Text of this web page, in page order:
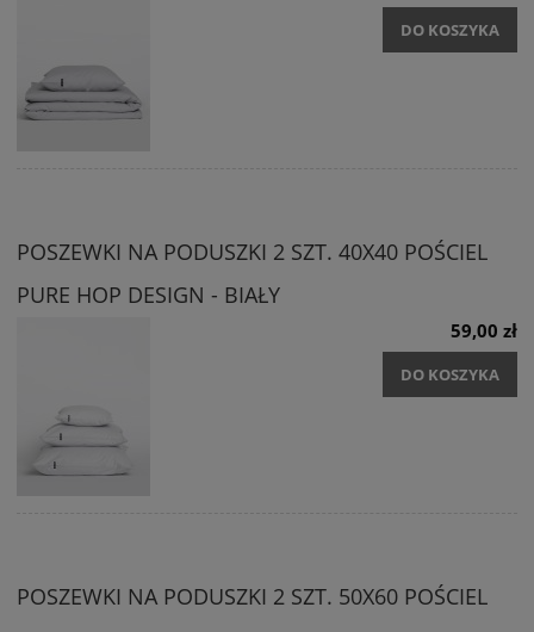
DO KOSZYKA
POSZEWKI NA PODUSZKI 2 SZT. 40X40 POŚCIEL
PURE HOP DESIGN - BIAŁY
59,00 zł
DO KOSZYKA
POSZEWKI NA PODUSZKI 2 SZT. 50X60 POŚCIEL